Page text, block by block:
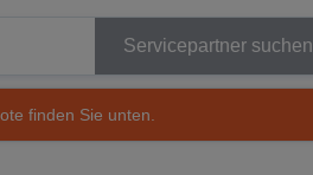
Servicepartner suchen
finden Sie unten.